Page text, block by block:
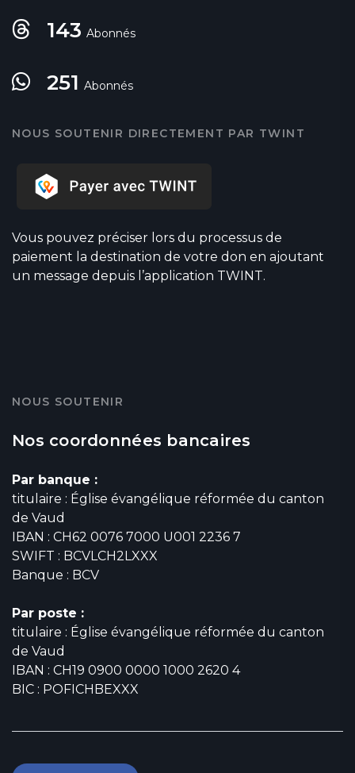
143 Abonnés
251 Abonnés
NOUS SOUTENIR DIRECTEMENT PAR TWINT
Vous pouvez préciser lors du processus de
paiement la destination de votre don en ajoutant
un message depuis l’application TWINT.
NOUS SOUTENIR
Nos coordonnées bancaires
Par banque :
titulaire : Église évangélique réformée du canton
de Vaud
IBAN : CH62 0076 7000 U001 2236 7
SWIFT : BCVLCH2LXXX
Banque : BCV
Par poste :
titulaire : Église évangélique réformée du canton
de Vaud
IBAN : CH19 0900 0000 1000 2620 4
BIC : POFICHBEXXX